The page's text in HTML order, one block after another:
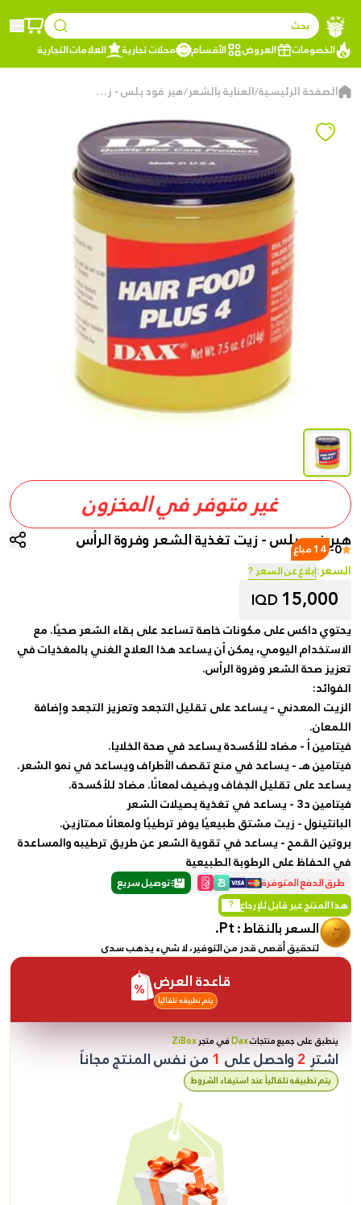
بحث
الخصومات
العروض الأقسام محلات تجارية العلامات التجارية
الصفحة الرئيسية/العناية بالشعر/ هير فود بلس - زيت تغذية الشعر وفروة الرأس
غير متوفر في المخزون
هير فود بلس - زيت تغذية الشعر وفروة الرأس
0
-14 مباع
السعر:إبلاغ عن السعر ?
15,000
IQD
يحتوي داكس على مكونات خاصة تساعد على بقاء الشعر صحيًا. مع
الاستخدام اليومي، يمكن أن يساعد هذا العلاج الغني بالمغذيات في
تعزيز صحة الشعر وفروة الرأس.
الفوائد:
الزيت المعدني - يساعد على تقليل التجعد وتعزيز التجعد وإضافة
اللمعان.
فيتامين أ - مضاد للأكسدة يساعد في صحة الخلايا.
فيتامين هـ - يساعد في منع تقصف الأطراف ويساعد في نمو الشعر.
يساعد على تقليل الجفاف ويضيف لمعانًا. مضاد للأكسدة.
فيتامين د3 - ​​يساعد في تغذية بصيلات الشعر
البانثينول - زيت مشتق طبيعيًا يوفر ترطيبًا ولمعانًا ممتازين.
بروتين القمح - يساعد في تقوية الشعر عن طريق ترطيبه والمساعدة
في الحفاظ على الرطوبة الطبيعية
طرق الدفع المتوفرة
توصيل سريع
هذا المنتج غير قابل للإرجاع ?
السعر بالنقاط :Pt.
لتحقيق أقصى قدر من التوفير، لا شيء يذهب سدى
قاعدة العرض
يتم تطبيقه تلقائياً
ينطبق على جميع منتجاتDaxفي متجرZiBox
اشترِ2واحصل على 1من نفس المنتج مجاناً
يتم تطبيقه تلقائياً عند استيفاء الشروط